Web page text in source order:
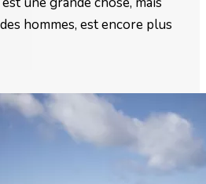
hommes, est encore plus